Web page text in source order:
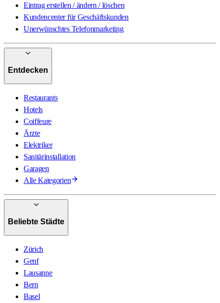
Eintrag erstellen / ändern / löschen
Kundencenter für Geschäftskunden
Unerwünschtes Telefonmarketing
Entdecken
Restaurants
Hotels
Coiffeure
Ärzte
Elektriker
Sanitärinstallation
Garagen
Alle Kategorien
Beliebte Städte
Zürich
Genf
Lausanne
Bern
Basel